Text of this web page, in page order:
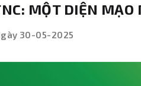
MỘT DIỆN
30-05-2025